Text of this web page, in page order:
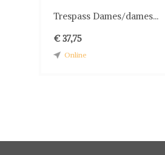
Trespass Dames/dames...
€ 37,75
Online